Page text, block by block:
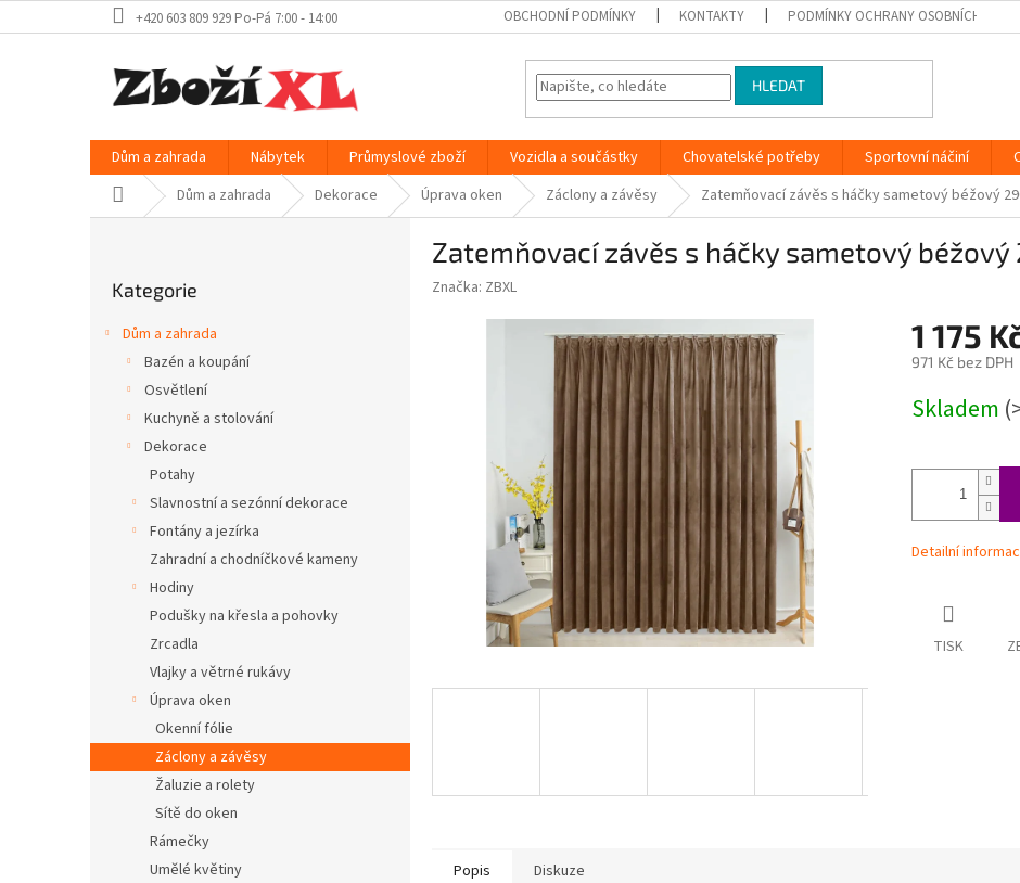
na
+420 603 809 929 Po-Pá 7:00 - 14:00 OBCHODNÍ PODMÍNKY KONTAKTY PODMÍNKY OCHRANY OSOBNÍCH ÚDAJŮ
HLEDAT
Dům a zahrada Nábytek Průmyslové zboží Vozidla a součástky Chovatelské potřeby Sportovní náčiní
Domů Dům a zahrada Dekorace Úprava oken Záclony a závěsy Zatemňovací závěs s háčky sametový béžový
kategorie
Kategorie
Dům a zahrada
Bazén a koupání
Osvětlení
Kuchyně a stolování
Dekorace
Potahy
Slavnostní a sezónní dekorace
Fontány a jezírka
Zahradní a chodníčkové kameny
Hodiny
Podušky na křesla a pohovky
Zrcadla
Vlajky a větrné rukávy
Úprava oken
Okenní fólie
Záclony a závěsy
Žaluzie a rolety
Sítě do oken
Rámečky
Umělé květiny
Zatemňovací závěs s háčky sametový béžový
Značka: ZBXL
1 175
971 Kč bez DPH
cena:
Skladem
Detailní
TISK
Popis Diskuze